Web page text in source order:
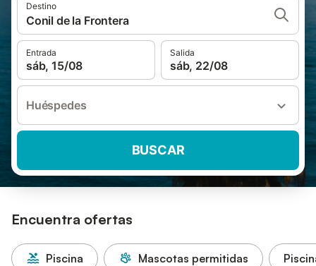
Destino
Conil de la Frontera
Entrada
sáb, 15/08
Salida
sáb, 22/08
Huéspedes
BUSCAR
Encuentra ofertas
Piscina Mascotas permitidas